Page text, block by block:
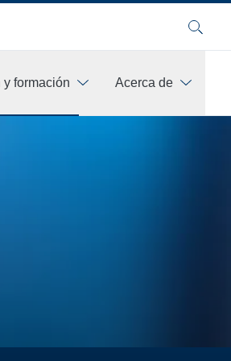
Buscar
y formación Acerca de